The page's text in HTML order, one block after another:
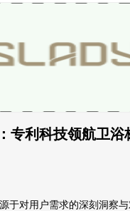
专利科技领航卫浴
于对用户需求的深刻洞察